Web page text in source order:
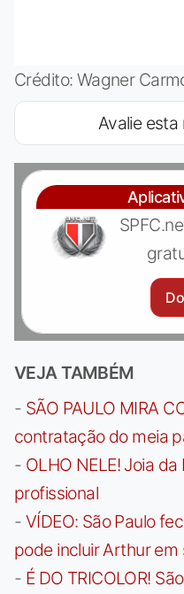
Crédito: Wagner
Avalie esta
VEJA TAMBÉM
- SÃO PAULO MIRA
contratação do meia
- OLHO NELE! Joia
profissional
- VÍDEO: São Paulo
pode incluir Arthur
- É DO TRICOLOR!